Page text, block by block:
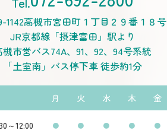
1142高槻市宮田町１丁目２９番１８号
JR京都線「摂津富田」駅より
槻市営バス74A、91、92、94号系統
「土室南」バス停下車 徒歩約1分
月 火 水 木 金
～12:00 ● ● ● ● ●